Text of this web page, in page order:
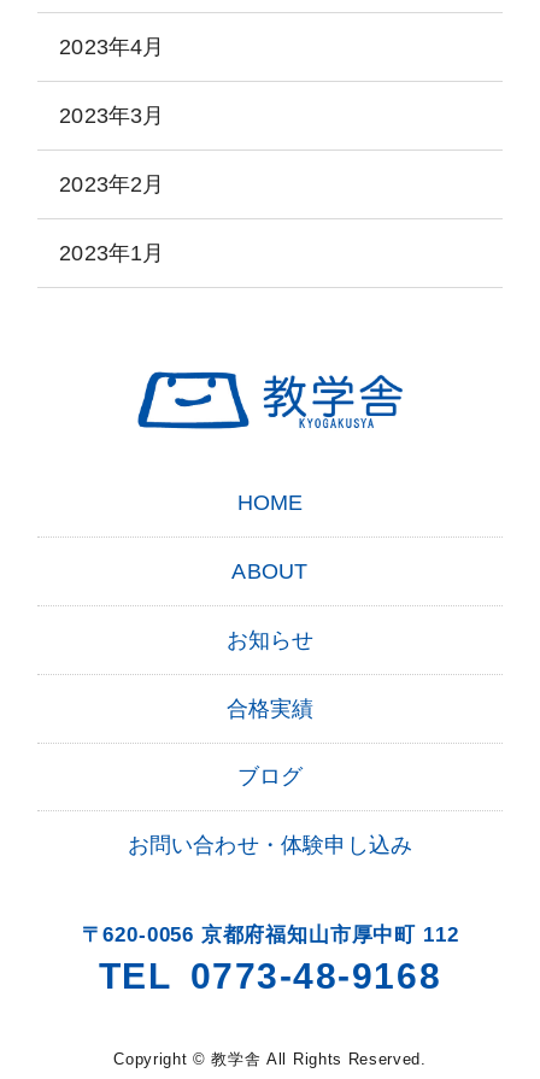
2023年4月
2023年3月
2023年2月
2023年1月
HOME
ABOUT
お知らせ
合格実績
ブログ
お問い合わせ・体験申し込み
〒620-0056 京都府福知山市厚中町 112
TEL 0773-48-9168
Copyright © 教学舎 All Rights Reserved.